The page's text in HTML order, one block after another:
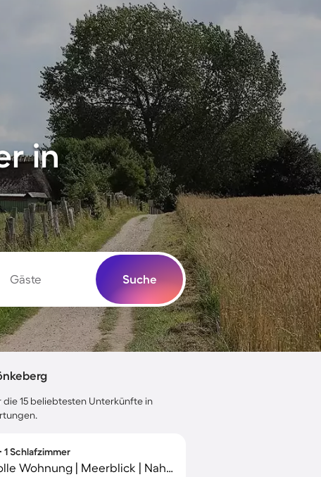
in
Gäste Suche
die 15 beliebtesten Unterkünfte in
1 Schlafzimmer
Familienorientierte tolle Wohnung | Meerblick | Nah am Strand